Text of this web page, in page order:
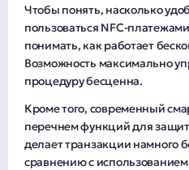
Чтобы понять, насколько
пользоваться NFC-
понимать, как работает
Возможность максимально
процедуру бесценна.
Кроме того, современный
перечнем функций для
делает транзакции намного
сравнению с